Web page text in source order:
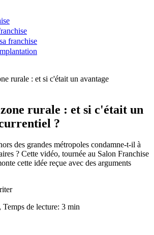
franchise
rurale : et si c'était un avantage
rurale : et si c'était un
?
des grandes métropoles condamne-t-il à
? Cette vidéo, tournée au Salon Franchise
cette idée reçue avec des arguments
, Temps de lecture: 3 min